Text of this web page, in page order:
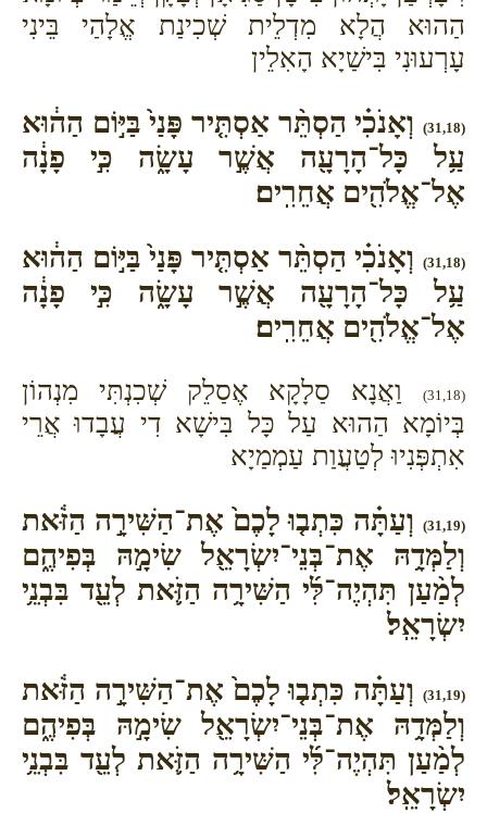
הַהוּא הֲלָא מִדְלֵית שְׁכִינַת אֱלָהַי בֵּינִי
עָרְעוּנִי בִּישַׁיָא הָאִלֵין
(31,18)
וְאָנֹכִ֗י הַסְתֵּ֨ר אַסְתִּ֤יר פָּנַי֙ בַּיּ֣וֹם הַה֔וּא
עַ֥ל כָּל־הָרָעָ֖ה אֲשֶׁ֣ר עָשָׂ֑ה כִּ֣י פָנָ֔ה
אֶל־אֱלֹהִ֖ים אֲחֵרִֽים׃
(31,18)
וְאָנֹכִ֗י הַסְתֵּ֨ר אַסְתִּ֤יר פָּנַי֙ בַּיּ֣וֹם הַה֔וּא
עַ֥ל כָּל־הָרָעָ֖ה אֲשֶׁ֣ר עָשָׂ֑ה כִּ֣י פָנָ֔ה
אֶל־אֱלֹהִ֖ים אֲחֵרִֽים׃
(31,18)
וַאֲנָא סַלָקָא אֶסַלֵק שְׁכִנְתִּי מִנְהוֹן
בְּיוֹמָא הַהוּא עַל כָּל בִּישָׁא דִי עֲבָדוּ אֲרֵי
אִתְפְּנִיוּ לְטַעֲוַת עַמְמַיָא
(31,19)
וְעַתָּ֗ה כִּתְב֤וּ לָכֶם֙ אֶת־הַשִּׁירָ֣ה הַזֹּ֔את
וְלַמְּדָ֥הּ אֶת־בְּנֵי־יִשְׂרָאֵ֖ל שִׂימָ֣הּ בְּפִיהֶ֑ם
לְמַ֨עַן תִּהְיֶה־לִּ֜י הַשִּׁירָ֥ה הַזֹּ֛את לְעֵ֖ד בִּבְנֵ֥י
יִשְׂרָאֵֽל׃
(31,19)
וְעַתָּ֗ה כִּתְב֤וּ לָכֶם֙ אֶת־הַשִּׁירָ֣ה הַזֹּ֔את
וְלַמְּדָ֥הּ אֶת־בְּנֵי־יִשְׂרָאֵ֖ל שִׂימָ֣הּ בְּפִיהֶ֑ם
לְמַ֨עַן תִּהְיֶה־לִּ֜י הַשִּׁירָ֥ה הַזֹּ֛את לְעֵ֖ד בִּבְנֵ֥י
יִשְׂרָאֵֽל׃